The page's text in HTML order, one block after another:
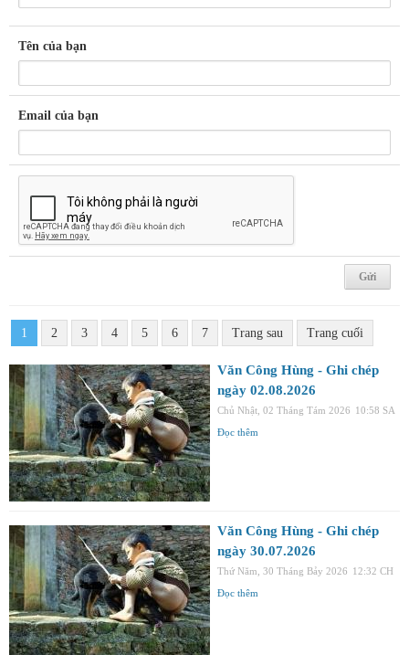
Tên của bạn
Email của bạn
1 2 3 4 5 6 7 Trang sau Trang cuối
Văn Công Hùng - Ghi chép
ngày 02.08.2026
Chủ Nhật, 02 Tháng Tám 2026 10:58 SA
Đọc thêm
Văn Công Hùng - Ghi chép
ngày 30.07.2026
Thứ Năm, 30 Tháng Bảy 2026 12:32 CH
Đọc thêm